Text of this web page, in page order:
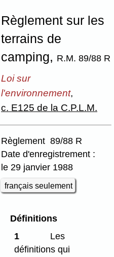
Règlement sur les
terrains de
camping, R.M. 89/88 R
Loi sur
l'environnement,
c. E125 de la C.P.L.M.
Règlement 89/88 R
Date d'enregistrement :
le 29 janvier 1988
français seulement
Définitions
1
Les
définitions qui